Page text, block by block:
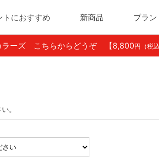
トにおすすめ 新商品 ブラン
ラーズ こちらからどうぞ 【8,800 円（税
。